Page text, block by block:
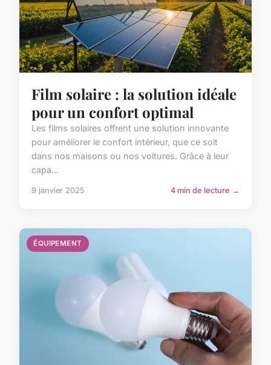
Film solaire : la solution idéale
pour un confort optimal
Les films solaires offrent une solution innovante
pour améliorer le confort intérieur, que ce soit
dans nos maisons ou nos voitures. Grâce à leur
capa...
9 janvier 2025 4 min de lecture →
ÉQUIPEMENT